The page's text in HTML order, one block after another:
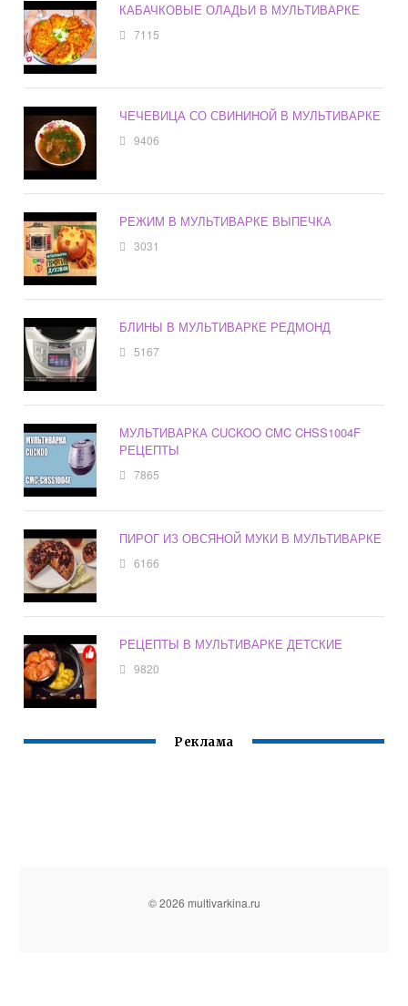
КАБАЧКОВЫЕ ОЛАДЬИ В МУЛЬТИВАРКЕ
7115
ЧЕЧЕВИЦА СО СВИНИНОЙ В МУЛЬТИВАРКЕ
9406
РЕЖИМ В МУЛЬТИВАРКЕ ВЫПЕЧКА
3031
БЛИНЫ В МУЛЬТИВАРКЕ РЕДМОНД
5167
МУЛЬТИВАРКА CUCKOO CMC CHSS1004F
РЕЦЕПТЫ
7865
ПИРОГ ИЗ ОВСЯНОЙ МУКИ В МУЛЬТИВАРКЕ
6166
РЕЦЕПТЫ В МУЛЬТИВАРКЕ ДЕТСКИЕ
9820
Реклама
© 2026 multivarkina.ru